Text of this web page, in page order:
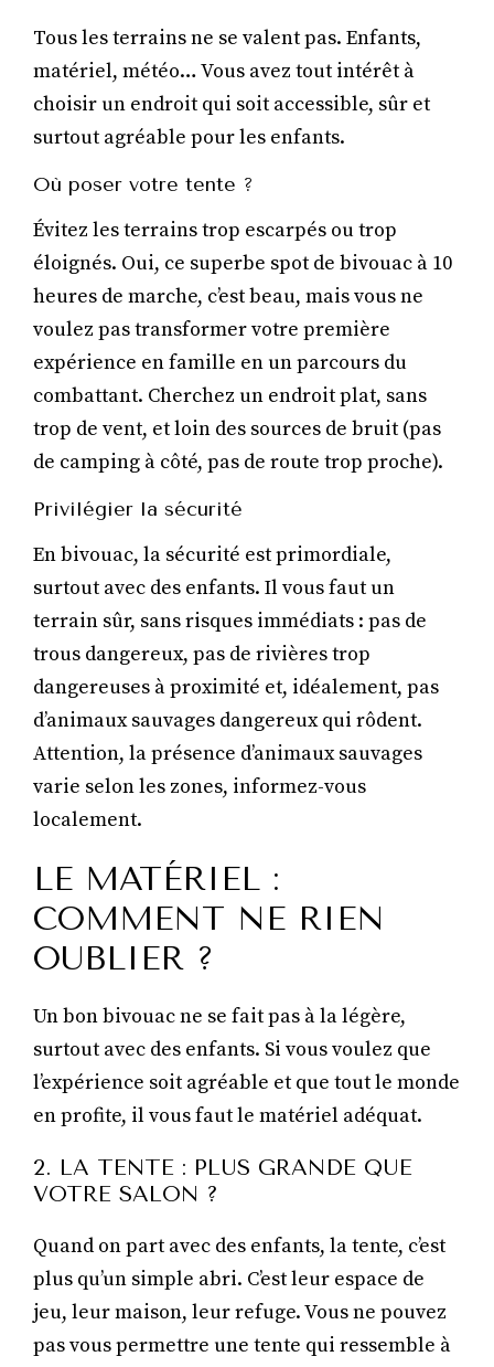
Tous les terrains ne se valent pas. Enfants,
matériel, météo… Vous avez tout intérêt à
choisir un endroit qui soit accessible, sûr et
surtout agréable pour les enfants.
Où poser votre tente ?
Évitez les terrains trop escarpés ou trop
éloignés. Oui, ce superbe spot de bivouac à 10
heures de marche, c’est beau, mais vous ne
voulez pas transformer votre première
expérience en famille en un parcours du
combattant. Cherchez un endroit plat, sans
trop de vent, et loin des sources de bruit (pas
de camping à côté, pas de route trop proche).
Privilégier la sécurité
En bivouac, la sécurité est primordiale,
surtout avec des enfants. Il vous faut un
terrain sûr, sans risques immédiats : pas de
trous dangereux, pas de rivières trop
dangereuses à proximité et, idéalement, pas
d’animaux sauvages dangereux qui rôdent.
Attention, la présence d’animaux sauvages
varie selon les zones, informez-vous
localement.
LE MATÉRIEL :
COMMENT NE RIEN
OUBLIER ?
Un bon bivouac ne se fait pas à la légère,
surtout avec des enfants. Si vous voulez que
l’expérience soit agréable et que tout le monde
en profite, il vous faut le matériel adéquat.
2. LA TENTE : PLUS GRANDE QUE
VOTRE SALON ?
Quand on part avec des enfants, la tente, c’est
plus qu’un simple abri. C’est leur espace de
jeu, leur maison, leur refuge. Vous ne pouvez
pas vous permettre une tente qui ressemble à